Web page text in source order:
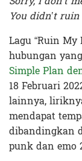
You didn’t
Lagu “Ruin
hubungan
Simple Plan
18 Februari
lainnya,
mendapat
dibandingkan
punk dan emo